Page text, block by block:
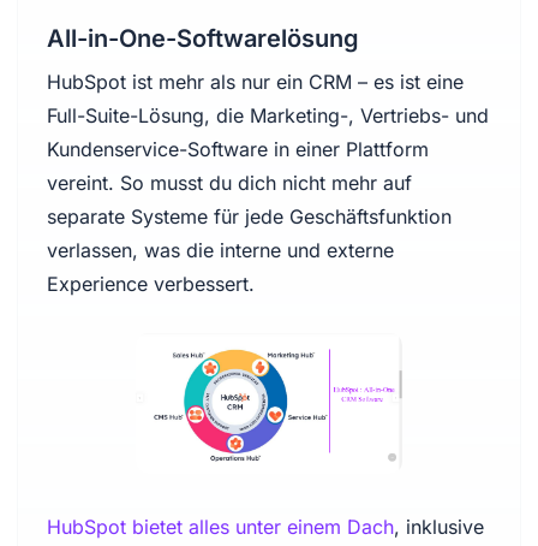
All-in-One-Softwarelösung
HubSpot ist mehr als nur ein CRM – es ist eine
Full-Suite-Lösung, die Marketing-, Vertriebs- und
Kundenservice-Software in einer Plattform
vereint. So musst du dich nicht mehr auf
separate Systeme für jede Geschäftsfunktion
verlassen, was die interne und externe
Experience verbessert.
HubSpot bietet alles unter einem Dach, inklusive